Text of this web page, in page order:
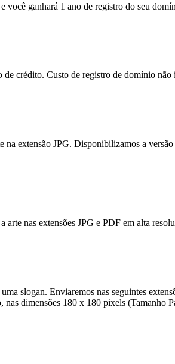
ganhará 1 ano de registro do seu
crédito. Custo de registro de domínio não
extensão JPG. Disponibilizamos a
nas extensões JPG e PDF em alta
slogan. Enviaremos nas seguintes
dimensões 180 x 180 pixels (Tamanho